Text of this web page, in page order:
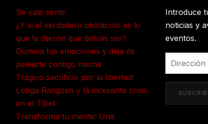
Se vale sentir
¿Y si el verdadero obstáculo es lo
que te dijeron que debías ser?
Domina tus emociones y deja de
pelearte contigo misma
Trágico sacrificio por la libertad:
Lobga Rangzen y la incesante crisis
en el Tíbet
Transforma tu mente: Una
Introduce
noticias y
eventos.
Dirección
de
correo
electrónico